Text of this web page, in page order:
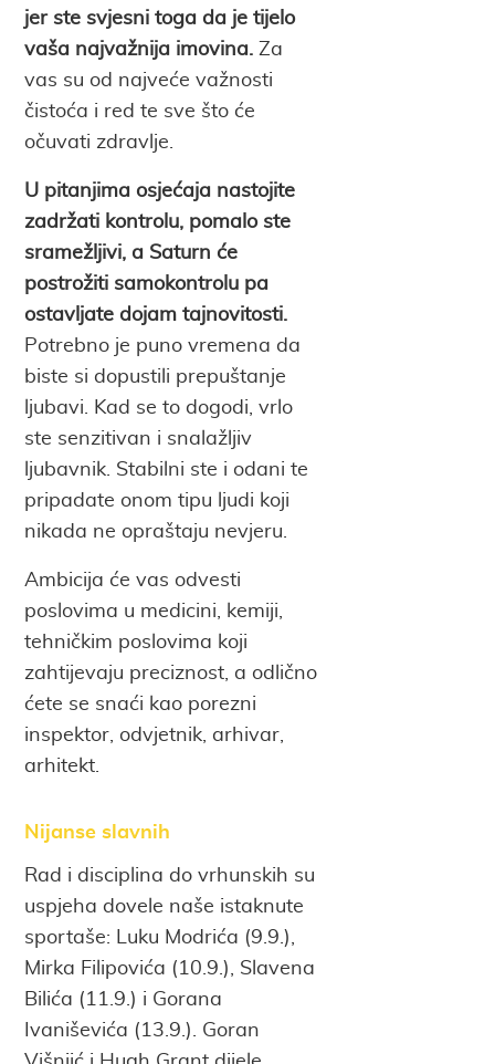
jer ste svjesni toga da je tijelo
vaša najvažnija imovina. Za
vas su od najveće važnosti
čistoća i red te sve što će
očuvati zdravlje.
U pitanjima osjećaja nastojite
zadržati kontrolu, pomalo ste
sramežljivi, a Saturn će
postrožiti samokontrolu pa
ostavljate dojam tajnovitosti.
Potrebno je puno vremena da
biste si dopustili prepuštanje
ljubavi. Kad se to dogodi, vrlo
ste senzitivan i snalažljiv
ljubavnik. Stabilni ste i odani te
pripadate onom tipu ljudi koji
nikada ne opraštaju nevjeru.
Ambicija će vas odvesti
poslovima u medicini, kemiji,
tehničkim poslovima koji
zahtijevaju preciznost, a odlično
ćete se snaći kao porezni
inspektor, odvjetnik, arhivar,
arhitekt.
Nijanse slavnih
Rad i disciplina do vrhunskih su
uspjeha dovele naše istaknute
sportaše: Luku Modrića (9.9.),
Mirka Filipovića (10.9.), Slavena
Bilića (11.9.) i Gorana
Ivaniševića (13.9.). Goran